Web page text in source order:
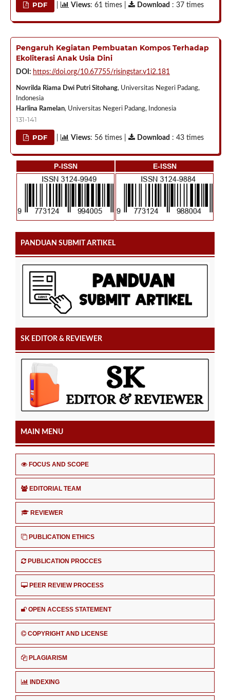
PDF Views: 61 times | Download : 37 times
Pengaruh Kegiatan Pembuatan Kompos Terhadap
Ekoliterasi Anak Usia Dini
DOI: https://doi.org/10.67755/risingstar.v1i2.181
Novrilda Riama Dwi Putri Sitohang, Universitas Negeri Padang,
Indonesia
Harlina Ramelan, Universitas Negeri Padang, Indonesia
131-141
PDF Views: 56 times | Download : 43 times
P-ISSN E-ISSN
PANDUAN SUBMIT ARTIKEL
SK EDITOR & REVIEWER
MAIN MENU
FOCUS AND SCOPE
EDITORIAL TEAM
REVIEWER
PUBLICATION ETHICS
PUBLICATION PROCCES
PEER REVIEW PROCESS
OPEN ACCESS STATEMENT
COPYRIGHT AND LICENSE
PLAGIARISM
INDEXING